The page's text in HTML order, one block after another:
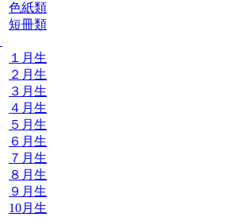
色紙類
短冊類
１月生
２月生
３月生
４月生
５月生
６月生
７月生
８月生
９月生
10月生